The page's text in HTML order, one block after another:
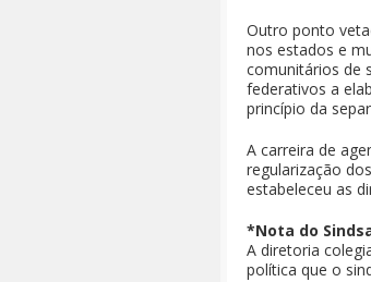
Outro ponto
nos estados e
comunitários de
federativos a
princípio da
A carreira de
regularização
estabeleceu as
*Nota do
A diretoria
política que o